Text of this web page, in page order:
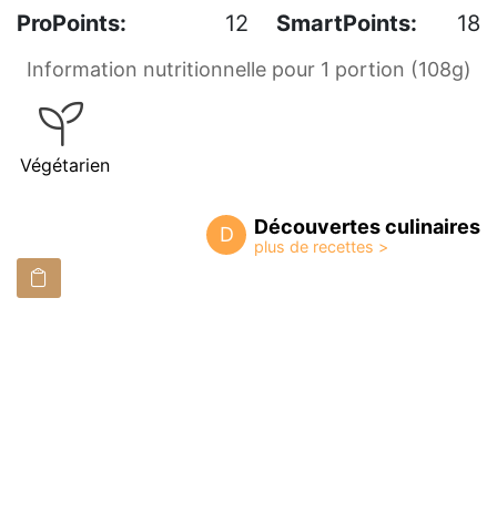
ProPoints:
12 SmartPoints: 18
Information nutritionnelle pour 1 portion (108g)
Végétarien
D Découvertes culinaires